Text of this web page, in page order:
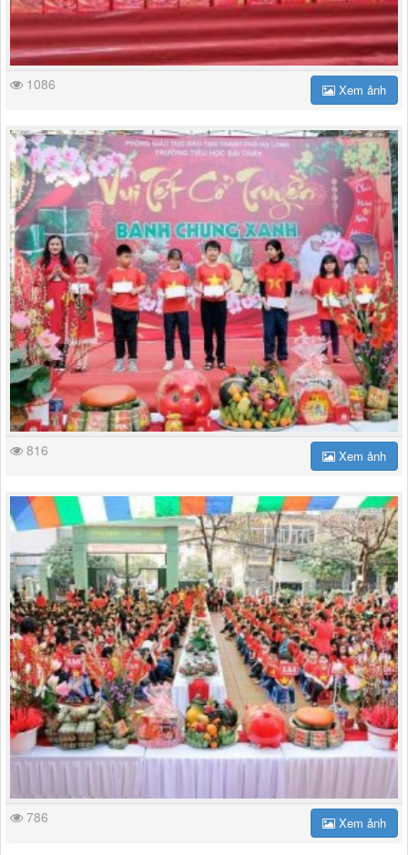
1086 Xem ảnh
816 Xem ảnh
786 Xem ảnh